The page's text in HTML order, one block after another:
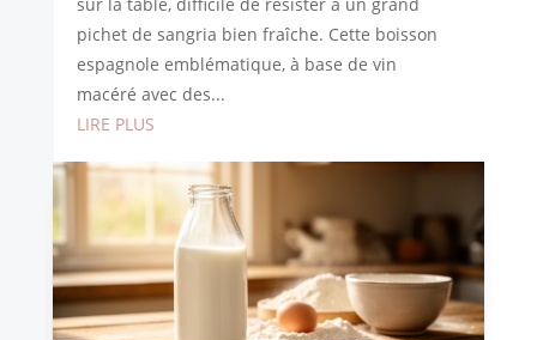
pichet de sangria bien fraîche. Cette boisson
espagnole emblématique, à base de vin
macéré avec des...
LIRE PLUS